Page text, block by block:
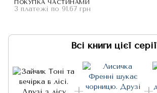
ПОКУПКА ЧАСТИНАМИ
3 платежі по 91.67 грн
Всі книги цієї серії